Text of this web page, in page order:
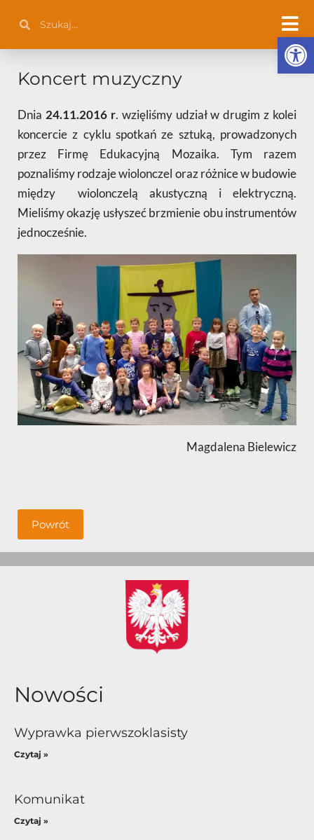
treści
Koncert muzyczny
Dnia 24.11.2016 r. wzięliśmy udział w drugim z kolei
koncercie z cyklu spotkań ze sztuką, prowadzonych
przez Firmę Edukacyjną Mozaika. Tym razem
poznaliśmy rodzaje wiolonczel oraz różnice w budowie
między wiolonczelą akustyczną i elektryczną.
Mieliśmy okazję usłyszeć brzmienie obu instrumentów
jednocześnie.
Magdalena Bielewicz
Powrót
Nowości
Wyprawka pierwszoklasisty
Czytaj »
Komunikat
Czytaj »